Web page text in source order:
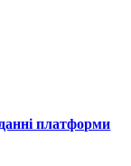
платформи